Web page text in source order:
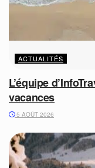
ACTUALITÉS
L’équipe
vacances
5 AOÛT 2026